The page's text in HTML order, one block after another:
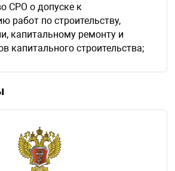
СРО о допуске к
работ по строительству,
капитальному ремонту и
капитального строительства;